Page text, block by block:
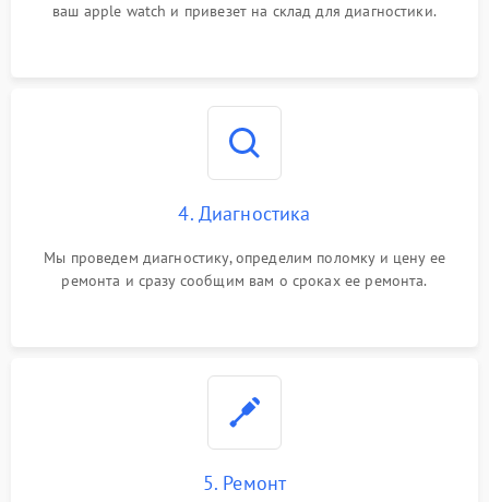
ваш apple watch и привезет на склад для диагностики.
4. Диагностика
Мы проведем диагностику, определим поломку и цену ее
ремонта и сразу сообщим вам о сроках ее ремонта.
5. Ремонт